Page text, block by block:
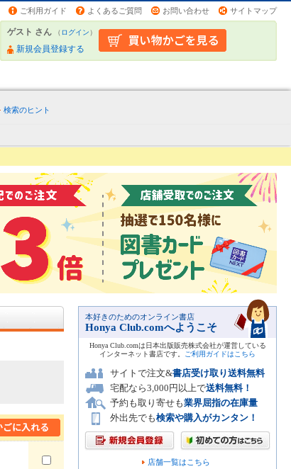
ご利用ガイド よくあるご質問 お問い合わせ サイトマップ
ゲスト さん （ログイン）
新規会員登録する
検索のヒント
本好きのためのオンライン書店
Honya Club.comへようこそ
Honya Club.comは日本出版販売株式会社が運営している
インターネット書店です。
ご利用ガイドはこちら
サイトで注文&書店受け取り送料無料
宅配なら3,000円以上で送料無料！
予約も取り寄せも業界屈指の在庫量
外出先でも検索や購入がカンタン！
店舗一覧はこちら